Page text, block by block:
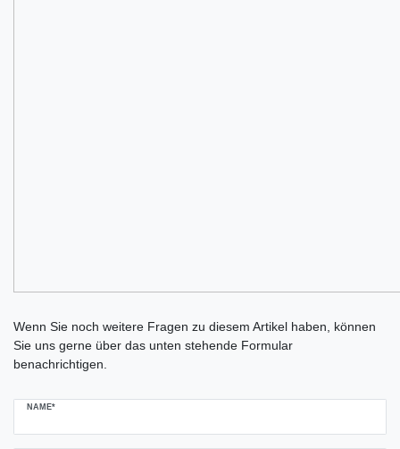
Wenn Sie noch weitere Fragen zu diesem Artikel haben, können
Sie uns gerne über das unten stehende Formular
benachrichtigen.
NAME*